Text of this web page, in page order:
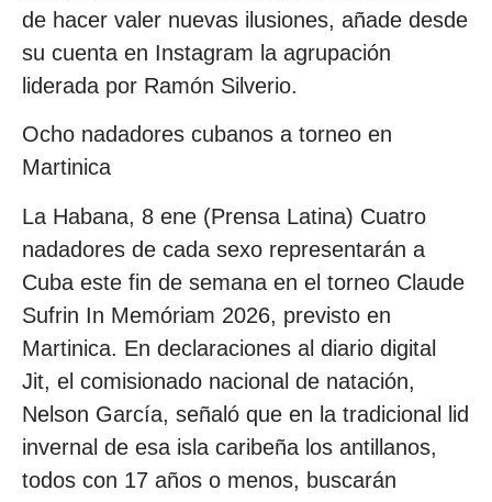
de hacer valer nuevas ilusiones, añade desde
su cuenta en Instagram la agrupación
liderada por Ramón Silverio.
Ocho nadadores cubanos a torneo en
Martinica
La Habana, 8 ene (Prensa Latina) Cuatro
nadadores de cada sexo representarán a
Cuba este fin de semana en el torneo Claude
Sufrin In Memóriam 2026, previsto en
Martinica. En declaraciones al diario digital
Jit, el comisionado nacional de natación,
Nelson García, señaló que en la tradicional lid
invernal de esa isla caribeña los antillanos,
todos con 17 años o menos, buscarán